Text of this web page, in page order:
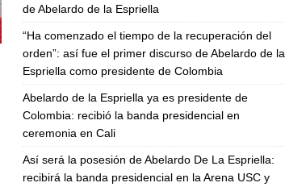
de Abelardo de la Espriella
“Ha comenzado el tiempo de la recuperación del
orden”: así fue el primer discurso de Abelardo de la
Espriella como presidente de Colombia
Abelardo de la Espriella ya es presidente de
Colombia: recibió la banda presidencial en
ceremonia en Cali
Así será la posesión de Abelardo De La Espriella:
recibirá la banda presidencial en la Arena USC y